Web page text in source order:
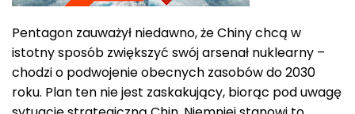
Pentagon zauważył niedawno, że Chiny chcą w
istotny sposób zwiększyć swój arsenał nuklearny –
chodzi o podwojenie obecnych zasobów do 2030
roku. Plan ten nie jest zaskakujący, biorąc pod uwagę